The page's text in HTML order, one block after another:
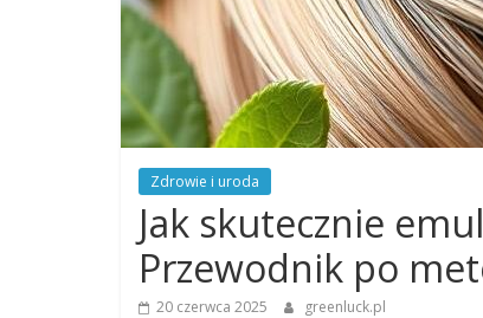
Zdrowie i uroda
Jak skutecznie
Przewodnik po
20 czerwca 2025 greenluck.pl